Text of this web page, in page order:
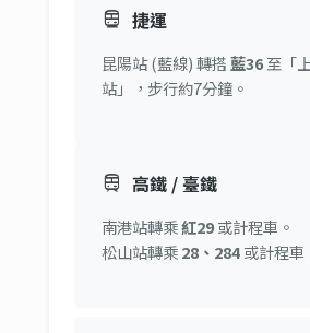
directions_subway 捷運
昆陽站 (藍線) 轉搭藍36至「
站」，步行約7分鐘。
train 高鐵 / 臺鐵
南港站轉乘紅29或計程車。
松山站轉乘28、284或計程車